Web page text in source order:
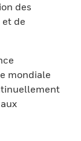
des
de
mondiale